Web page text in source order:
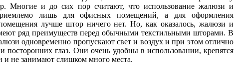
Многие и до сих пор считают, что использование жалюзи и
лишь для офисных помещений, а для оформления
лучше штор ничего нет. Но, как оказалось, жалюзи и
ряд преимуществ перед обычными текстильными шторами. В
одновременно пропускают свет и воздух и при этом отлично
посторонних глаз. Они очень удобны в использовании, крепятся
не занимают слишком много места.